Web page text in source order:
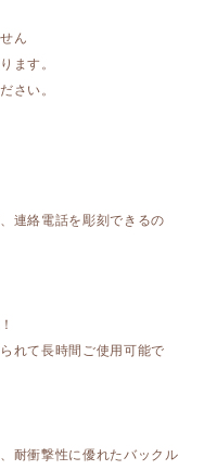
ん
ます。
さい。
連絡電話を彫刻できるの
れて長時間ご使用可能で
耐衝撃性に優れたバックル